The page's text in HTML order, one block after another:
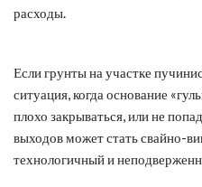
расходы.
Если грунты на участке
ситуация, когда основание
плохо закрываться, или не
выходов может стать свайно-
технологичный и